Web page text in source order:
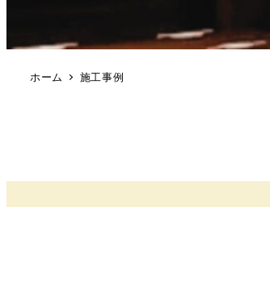
ホーム 施工事例